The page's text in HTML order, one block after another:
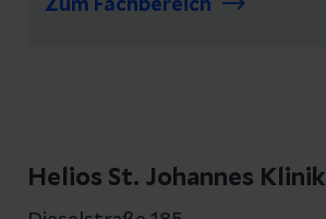
Zum Fachbereich
Helios St. Johannes Klinik